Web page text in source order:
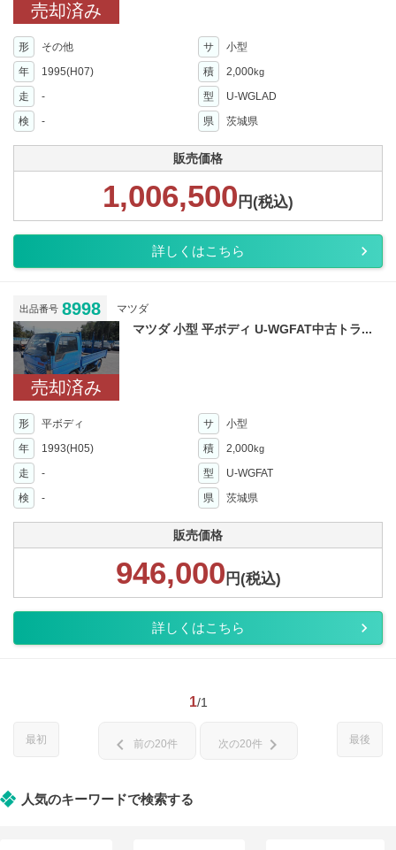
売却済み
形 その他 サ
小型
年
1995(H07) 積 2,000kg
走 - 型
U-WGLAD
検
- 県 茨城県
販売価格
1,006,500 円(税込)
詳しくはこちら
出品番号 8998 マツダ
売却済み
マツダ 小型 平ボディ U-WGFAT中古トラ...
形 平ボディ サ
小型
年
1993(H05) 積 2,000kg
走 - 型
U-WGFAT
検
- 県 茨城県
販売価格
946,000 円(税込)
詳しくはこちら
1/1
最初 最後
chevron_left 前の20件 次の20件 chevron_right
人気のキーワードで検索する